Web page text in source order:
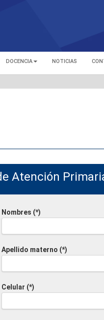
DOCENCIA NOTICIAS
Atención
Nombres (*)
Apellido materno (*)
Celular (*)